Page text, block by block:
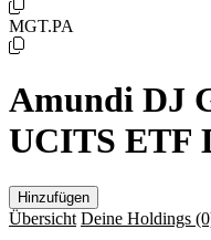
MGT.PA
Amundi DJ
UCITS ETF
Hinzufügen
Übersicht Deine Holdings